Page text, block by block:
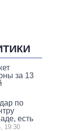
за 13
по
есть
19:30